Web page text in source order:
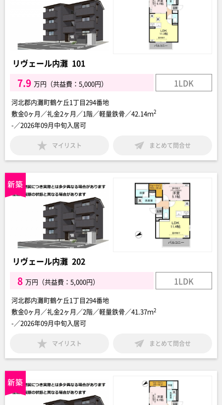
リヴェール内灘 101
7.9 万円（共益費：5,000円） 1LDK
河北郡内灘町鶴ケ丘1丁目294番地
敷金0ヶ月／礼金2ヶ月／1階／軽量鉄骨／42.14ｍ2
-／2026年09月中旬入居可
マイリスト まとめて問合せ
リヴェール内灘 202
8 万円（共益費：5,000円） 1LDK
河北郡内灘町鶴ケ丘1丁目294番地
敷金0ヶ月／礼金2ヶ月／2階／軽量鉄骨／41.37ｍ2
-／2026年09月中旬入居可
マイリスト まとめて問合せ